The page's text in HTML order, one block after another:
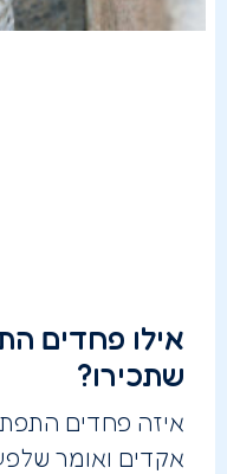
אילו פחדים
שתכירו?
איזה פחדים
אקדים ואומר